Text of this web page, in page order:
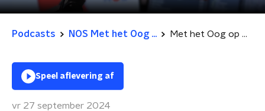
Podcasts NOS Met het Oog ... Met het Oog op Morgen 27-9-2024
Speel aflevering af
vr 27 september 2024